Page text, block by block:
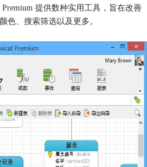
提供数种实用工具，旨在改善
色、搜索筛选以及更多。